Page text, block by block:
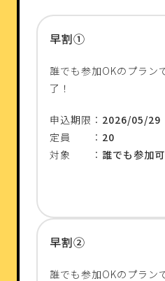
早割①
誰でも参加OKのプラン
了！
申込期限： 2026/05/29
定員 ： 20
対象 ： 誰でも参加
早割②
誰でも参加OKのプラン